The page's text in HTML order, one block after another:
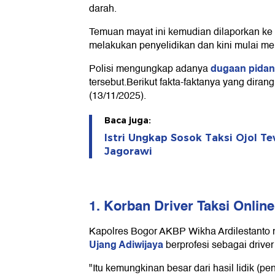
darah.
Temuan mayat ini kemudian dilaporkan
melakukan penyelidikan dan kini mulai
Polisi mengungkap adanyadugaan pidan
tersebut.Berikut fakta-faktanya yang
(13/11/2025).
Baca juga:
Istri Ungkap Sosok Taksi Ojol
Jagorawi
1. Korban Driver Taksi
Kapolres Bogor AKBP Wikha
Ujang Adiwijayaberprofesi sebagai
"Itu kemungkinan besar dari hasil lidik